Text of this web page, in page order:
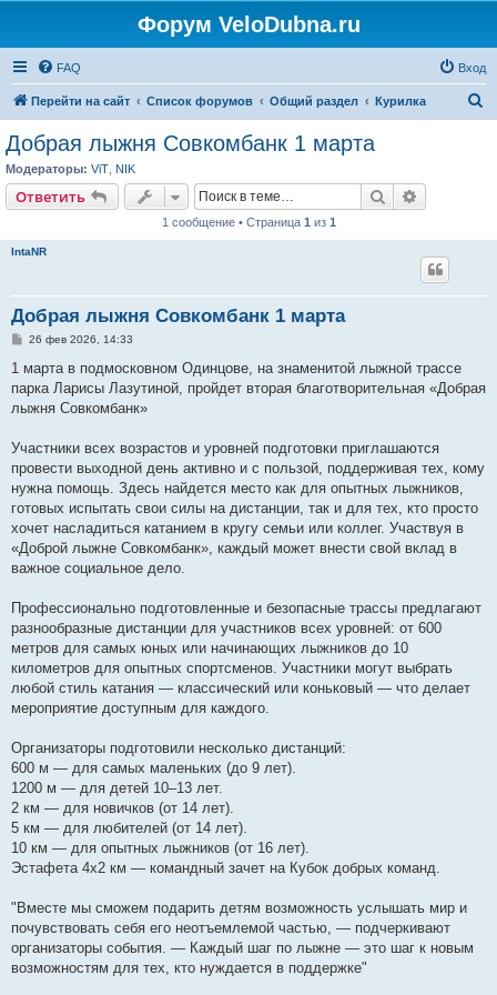
Форум VeloDubna.ru
FAQ Вход
Перейти на сайт Список форумов Общий раздел Курилка
Добрая лыжня Совкомбанк 1 марта
Модераторы: ViT NIK
Ответить Поиск
1 сообщение • Страница 1 из 1
IntaNR
Добрая лыжня Совкомбанк 1 марта
С
о
щ
е
е
26 фев 2026, 14:33
1 марта в подмосковном Одинцове, на знаменитой лыжной трассе
парка Ларисы Лазутиной, пройдет вторая благотворительная «Добрая
лыжня Совкомбанк»
Участники всех возрастов и уровней подготовки приглашаются
провести выходной день активно и с пользой, поддерживая тех, кому
нужна помощь. Здесь найдется место как для опытных лыжников,
готовых испытать свои силы на дистанции, так и для тех, кто просто
хочет насладиться катанием в кругу семьи или коллег. Участвуя в
«Доброй лыжне Совкомбанк», каждый может внести свой вклад в
важное социальное дело.
Профессионально подготовленные и безопасные трассы предлагают
разнообразные дистанции для участников всех уровней: от 600
метров для самых юных или начинающих лыжников до 10
километров для опытных спортсменов. Участники могут выбрать
любой стиль катания — классический или коньковый — что делает
мероприятие доступным для каждого.
Организаторы подготовили несколько дистанций:
600 м — для самых маленьких (до 9 лет).
1200 м — для детей 10–13 лет.
2 км — для новичков (от 14 лет).
5 км — для любителей (от 14 лет).
10 км — для опытных лыжников (от 16 лет).
Эстафета 4х2 км — командный зачет на Кубок добрых команд.
"Вместе мы сможем подарить детям возможность услышать мир и
почувствовать себя его неотъемлемой частью, — подчеркивают
организаторы события. — Каждый шаг по лыжне — это шаг к новым
возможностям для тех, кто нуждается в поддержке"